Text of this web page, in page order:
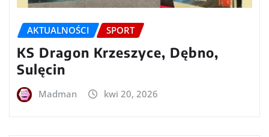
AKTUALNOŚCI SPORT
KS Dragon Krzeszyce, Dębno,
Sulęcin
Madman kwi 20, 2026